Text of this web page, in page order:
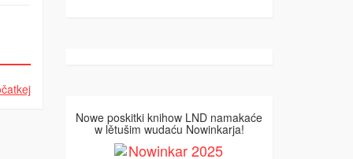
Nowe poskitki knihow LND namakaće
w lětušim wudaću Nowinkarja!